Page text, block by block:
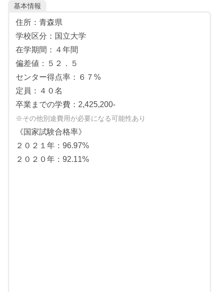
基本情報
住所：青森県
学校区分：国立大学
在学期間：４年間
偏差値：５２．５
センター得点率：６７%
定員：４０名
卒業までの学費：2,425,200-
※その他別途費用が必要になる可能性あり
《国家試験合格率》
２０２１年：96.97%
２０２０年：92.11%